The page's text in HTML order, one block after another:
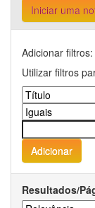
Iniciar uma
Adicionar filtros:
Utilizar filtros
Resultados/